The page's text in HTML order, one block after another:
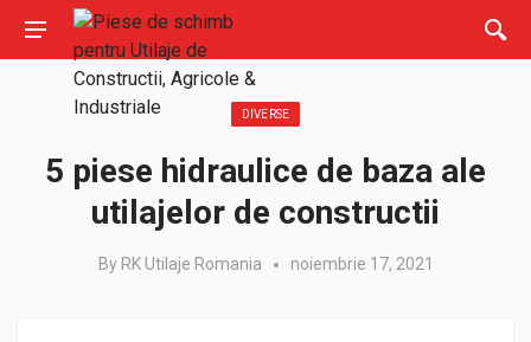
DIVERSE
5 piese hidraulice de baza ale
utilajelor de constructii
By RK Utilaje Romania noiembrie 17, 2021